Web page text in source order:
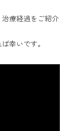
療経過をご紹介
幸いです。